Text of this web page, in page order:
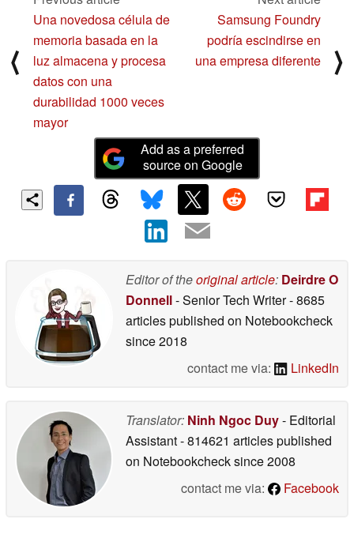
⟨
Una novedosa célula de
memoria basada en la
luz almacena y procesa
datos con una
durabilidad 1000 veces
mayor
Samsung Foundry
podría escindirse en
una empresa diferente
⟩
Add as a preferred
source on Google
Editor of theoriginal article: Deirdre O
Donnell- Senior Tech Writer- 8685
articles published on Notebookcheck
since 2018
contact me via:
LinkedIn
Translator: Ninh Ngoc Duy- Editorial
Assistant- 814621 articles published
on Notebookchecksince 2008
contact me via:
Facebook